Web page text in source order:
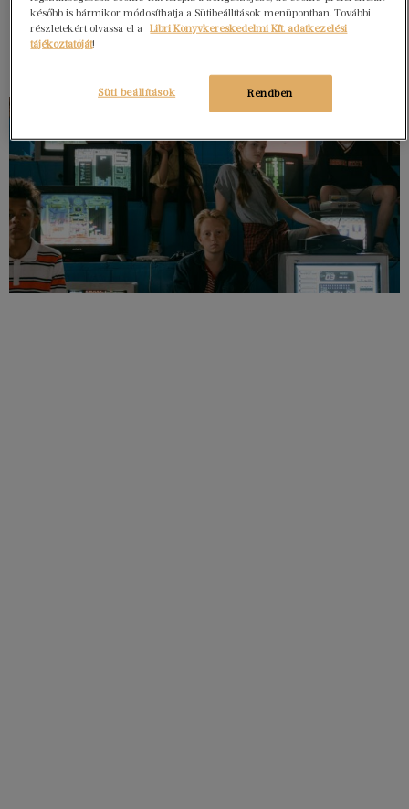
később is bármikor módosíthatja a Sütibeállítások menüpontban. További
részletekért olvassa el a
Libri Könyvkereskedelmi Kft. adatkezelési
tájékoztatóját!
Rendben
Süti beállítások